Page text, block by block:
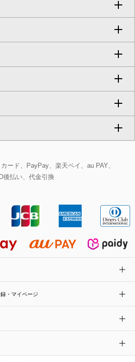
BAG
ソール
ー
ドレス
ンツ
ツ
ンツ
ンワン
ート
ート
スーツ
ト
ース
ゾン
ト
ート
スヌード
ル
ュ
ック
センジャーバッグ
ー
ー
レグランス
ード、PayPay、楽天ペイ、au PAY、
後払い、代金引換
・マイページ